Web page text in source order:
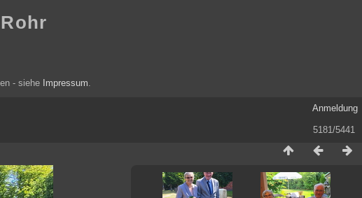
- siehe Impressum
Anmeldung
5181/5441